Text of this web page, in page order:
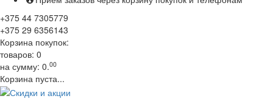
+375 44 7305779
+375 29 6356143
Корзина покупок:
товаров: 0
на сумму: 0.00
Корзина пуста...